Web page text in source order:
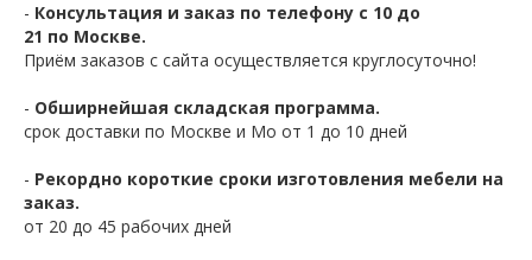
- Консультация и заказ по телефону с 10 до
21 по Москве.
Приём заказов с сайта осуществляется круглосуточно!
- Обширнейшая складская программа.
срок доставки по Москве и Мо от 1 до 10 дней
- Рекордно короткие сроки изготовления мебели на
заказ.
от 20 до 45 рабочих дней